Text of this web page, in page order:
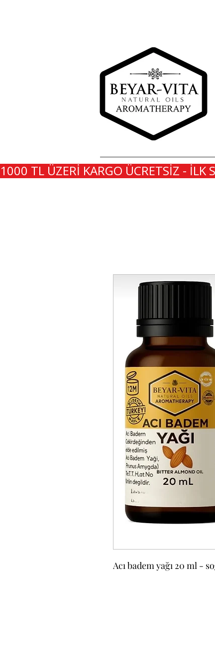
1000 TL ÜZERİ KARGO ÜCRETSİZ - İLK
Acı badem yağı 20 ml -